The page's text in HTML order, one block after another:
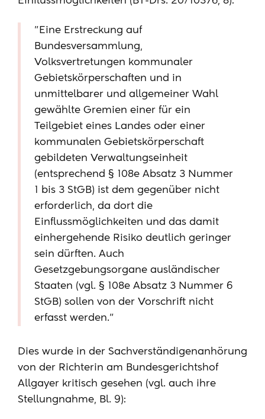
"Eine Erstreckung auf
Bundesversammlung,
Volksvertretungen kommunaler
Gebietskörperschaften und in
unmittelbarer und allgemeiner Wahl
gewählte Gremien einer für ein
Teilgebiet eines Landes oder einer
kommunalen Gebietskörperschaft
gebildeten Verwaltungseinheit
(entsprechend § 108e Absatz 3 Nummer
1 bis 3 StGB) ist dem gegenüber nicht
erforderlich, da dort die
Einflussmöglichkeiten und das damit
einhergehende Risiko deutlich geringer
sein dürften. Auch
Gesetzgebungsorgane ausländischer
Staaten (vgl. § 108e Absatz 3 Nummer 6
StGB) sollen von der Vorschrift nicht
erfasst werden."
Dies wurde in der Sachverständigenanhörung
von der Richterin am Bundesgerichtshof
Allgayer kritisch gesehen (vgl. auch ihre
Stellungnahme, Bl. 9):